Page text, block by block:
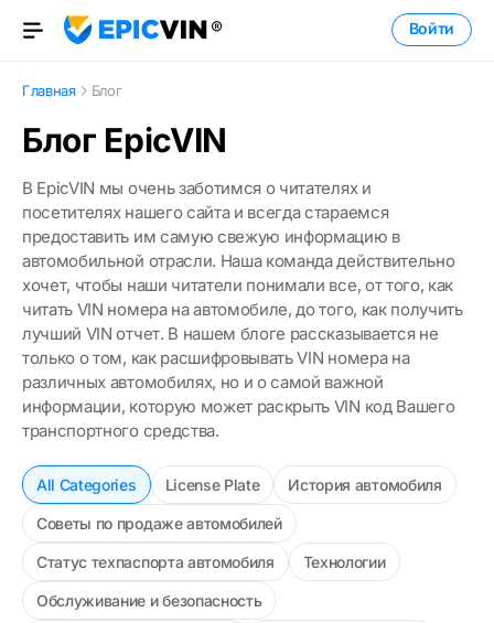
Open Menu
Войти
Главная Блог
Блог EpicVIN
В EpicVIN мы очень заботимся о читателях и
посетителях нашего сайта и всегда стараемся
предоставить им самую свежую информацию в
автомобильной отрасли. Наша команда действительно
хочет, чтобы наши читатели понимали все, от того, как
читать VIN номера на автомобиле, до того, как получить
лучший VIN отчет. В нашем блоге рассказывается не
только о том, как расшифровывать VIN номера на
различных автомобилях, но и о самой важной
информации, которую может раскрыть VIN код Вашего
транспортного средства.
All Categories License Plate История автомобиля
Советы по продаже автомобилей
Статус техпаспорта автомобиля Технологии
Обслуживание и безопасность